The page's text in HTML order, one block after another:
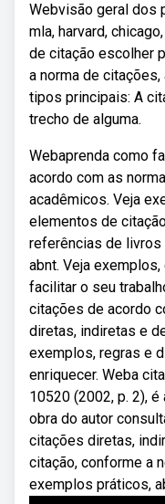
Webvisão geral dos
mla, harvard,
de citação escolher
a norma de
tipos principais: A
trecho de alguma.
Webaprenda como
acordo com as
acadêmicos. Veja
elementos de
referências de
abnt. Veja
facilitar o seu
citações de acordo
diretas, indiretas e
exemplos, regras e
enriquecer. Weba
10520 (2002, p. 2),
obra do autor
citações diretas,
citação, conforme a
exemplos práticos,